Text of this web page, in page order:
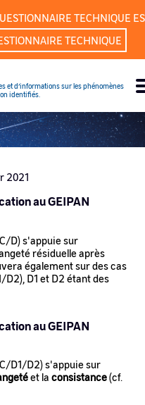
TECHNIQUE
TECHNIQUE
et d’informations sur les phénomènes
identifiés.
2021
au GEIPAN
D) s'appuie sur
résiduelle après
également sur des cas
D1 et D2 étant des
au GEIPAN
D1/D2) s'appuie sur
et la consistance(cf.